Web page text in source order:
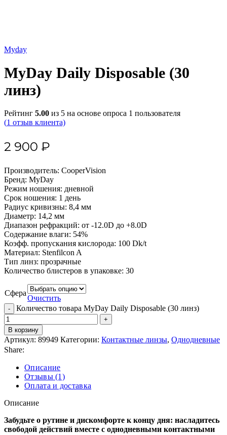
Myday
MyDay Daily Disposable (30
линз)
Рейтинг 5.00 из 5 на основе опроса 1 пользователя
(1 отзыв клиента)
2 900 ₽
Производитель: CooperVision
Бренд: MyDay
Режим ношения: дневной
Срок ношения: 1 день
Радиус кривизны: 8,4 мм
Диаметр: 14,2 мм
Диапазон рефракций: от -12.0D до +8.0D
Содержание влаги: 54%
Коэфф. пропускания кислорода: 100 Dk/t
Материал: Stenfilcon A
Тип линз: прозрачные
Количество блистеров в упаковке: 30
Сфера
Очистить
Количество товара MyDay Daily Disposable (30 линз)
В корзину
Артикул: 89949 Категории: Контактные линзы, Однодневные
Share:
Описание
Отзывы (1)
Оплата и доставка
Описание
Забудьте о рутине и дискомфорте к концу дня: насладитесь
свободой действий вместе с однодневными контактными